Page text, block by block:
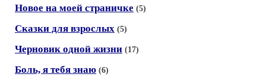
Новое на моей страничке (5)
Сказки для взрослых (5)
Черновик одной жизни (17)
Боль, я тебя знаю (6)